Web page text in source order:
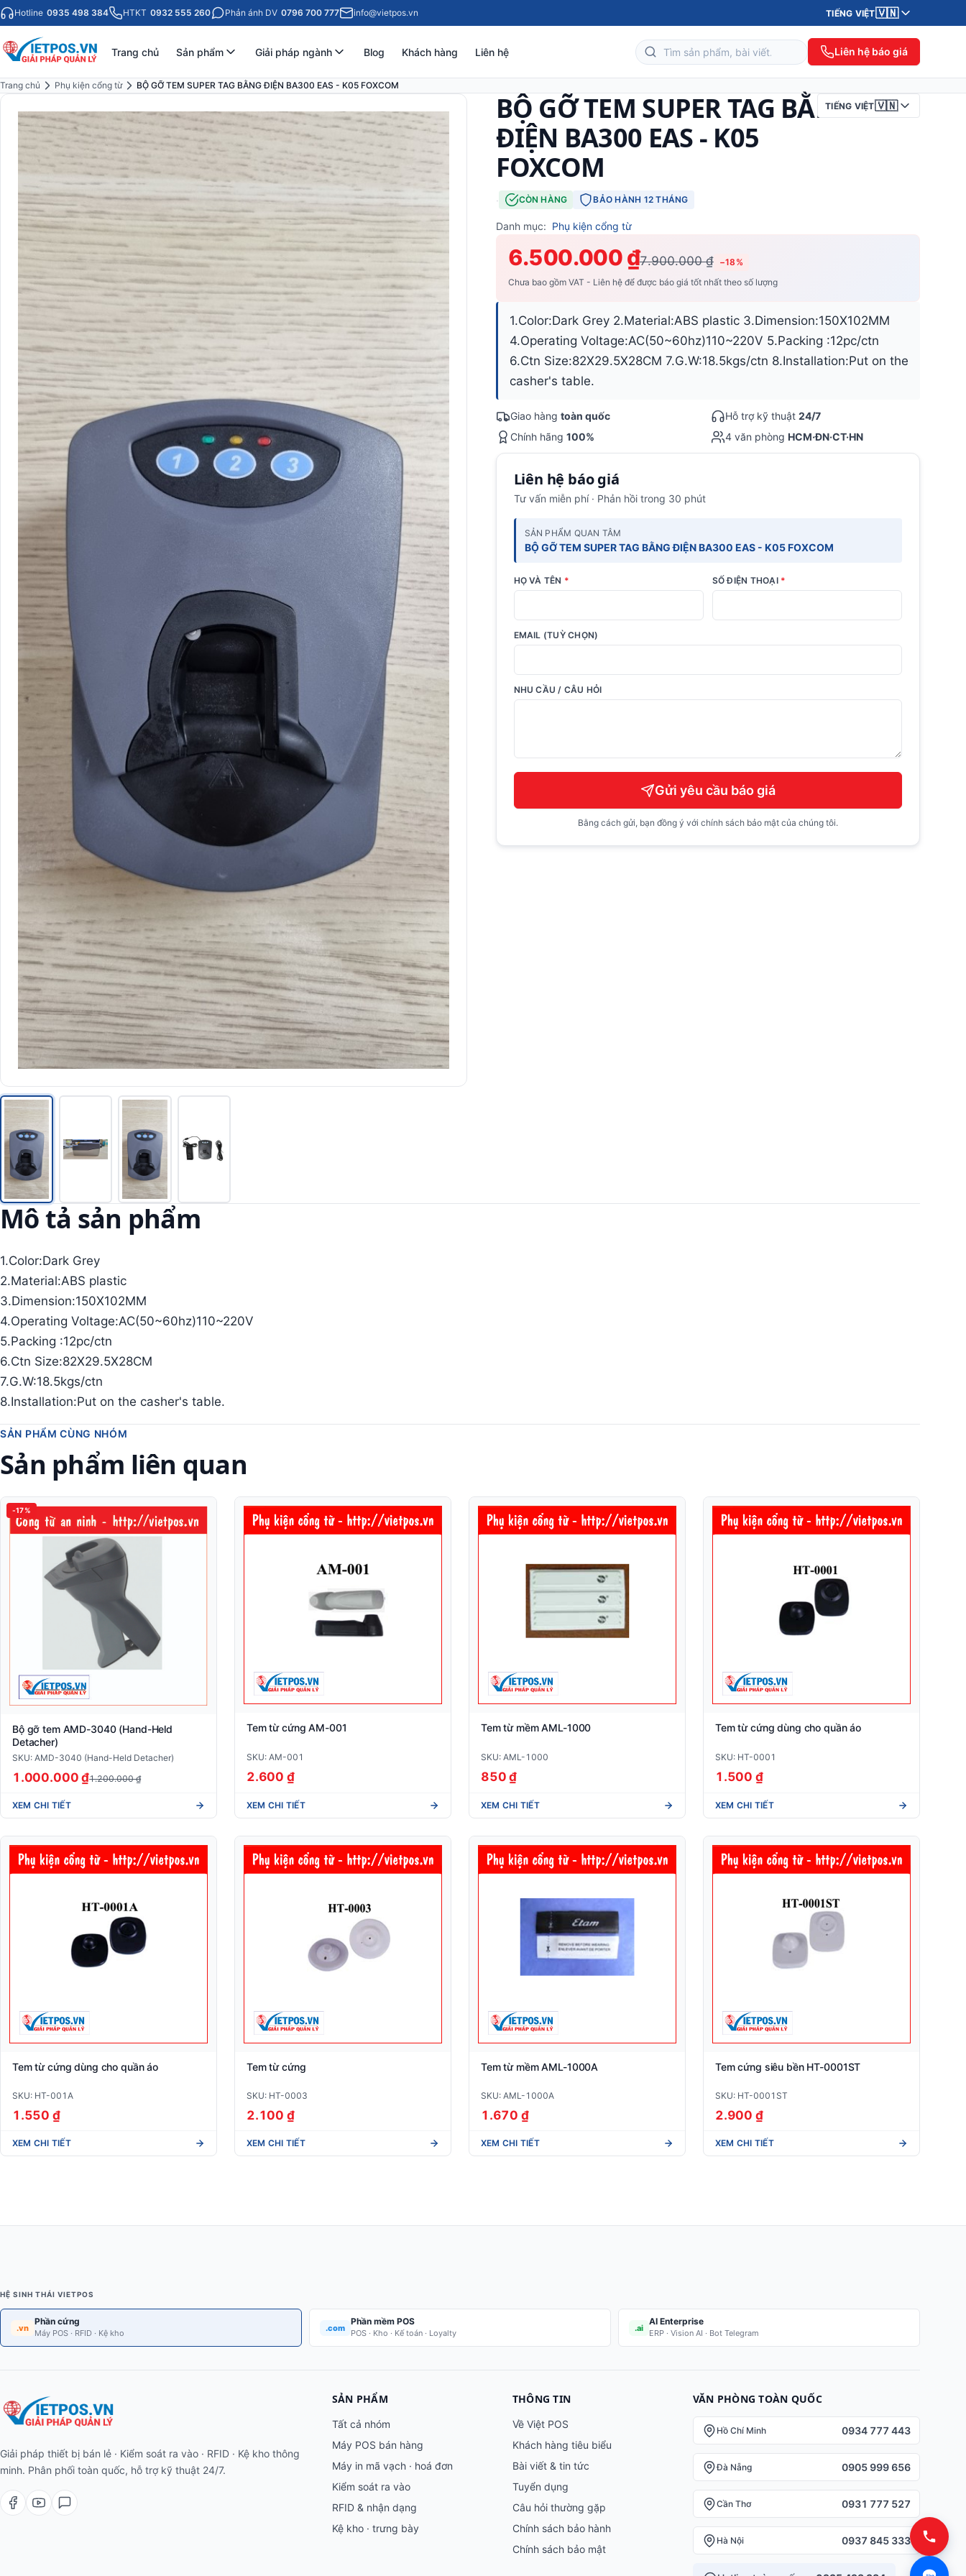
Hotline 0935 498 384 HTKT 0932 555 260 Phản ánh DV 0796 700 777 info@vietpos.vn TIẾNG VIỆT🇻🇳
Trang chủ Sản phẩm Giải pháp ngành Blog Khách hàng Liên hệ Liên hệ báo giá
Trang chủ Phụ kiện cổng từ
BỘ GỠ TEM SUPER TAG BẰNG ĐIỆN BA300 EAS - K05 FOXCOM
TIẾNG VIỆT🇻🇳
BỘ GỠ TEM SUPER TAG BẰNG
ĐIỆN BA300 EAS - K05
FOXCOM
· CÒN HÀNG BẢO HÀNH 12 THÁNG
Danh mục: Phụ kiện cổng từ
6.500.000 ₫7.900.000 ₫
−18%
Chưa bao gồm VAT - Liên hệ để được báo giá tốt nhất theo số lượng
1.Color:Dark Grey 2.Material:ABS plastic 3.Dimension:150X102MM
4.Operating Voltage:AC(50~60hz)110~220V 5.Packing :12pc/ctn
6.Ctn Size:82X29.5X28CM 7.G.W:18.5kgs/ctn 8.Installation:Put on the
casher's table.
Giao hàng toàn quốc Hỗ trợ kỹ thuật 24/7
Chính hãng 100% 4 văn phòng HCM·ĐN·CT·HN
Liên hệ báo giá
Tư vấn miễn phí · Phản hồi trong 30 phút
SẢN PHẨM QUAN TÂM
BỘ GỠ TEM SUPER TAG BẰNG ĐIỆN BA300 EAS - K05 FOXCOM
HỌ VÀ TÊN * SỐ ĐIỆN THOẠI *
EMAIL (TUỲ CHỌN)
NHU CẦU / CÂU HỎI
Gửi yêu cầu báo giá
Bằng cách gửi, bạn đồng ý với chính sách bảo mật của chúng tôi.
Mô tả sản phẩm
1.Color:Dark Grey
2.Material:ABS plastic
3.Dimension:150X102MM
4.Operating Voltage:AC(50~60hz)110~220V
5.Packing :12pc/ctn
6.Ctn Size:82X29.5X28CM
7.G.W:18.5kgs/ctn
8.Installation:Put on the casher's table.
SẢN PHẨM CÙNG NHÓM
Sản phẩm liên quan
-17%
Bộ gỡ tem AMD-3040 (Hand-Held
Detacher)
SKU: AMD-3040 (Hand-Held Detacher)
1.000.000 ₫1.200.000 ₫
XEM CHI TIẾT
Tem từ cứng AM-001
SKU: AM-001
2.600 ₫
XEM CHI TIẾT
Tem từ mềm AML-1000
SKU: AML-1000
850 ₫
XEM CHI TIẾT
Tem từ cứng dùng cho quần áo
SKU: HT-0001
1.500 ₫
XEM CHI TIẾT
Tem từ cứng dùng cho quần áo
SKU: HT-001A
1.550 ₫
XEM CHI TIẾT
Tem từ cứng
SKU: HT-0003
2.100 ₫
XEM CHI TIẾT
Tem từ mềm AML-1000A
SKU: AML-1000A
1.670 ₫
XEM CHI TIẾT
Tem cứng siêu bền HT-0001ST
SKU: HT-0001ST
2.900 ₫
XEM CHI TIẾT
HỆ SINH THÁI VIETPOS
.vn
Phần cứng
Máy POS · RFID · Kệ kho
.com
Phần mềm POS
POS · Kho · Kế toán · Loyalty
.ai
AI Enterprise
ERP · Vision AI · Bot Telegram
Giải pháp thiết bị bán lẻ · Kiểm soát ra vào · RFID · Kệ kho thông
minh. Phân phối toàn quốc, hỗ trợ kỹ thuật 24/7.
SẢN PHẨM
Tất cả nhóm
Máy POS bán hàng
Máy in mã vạch · hoá đơn
Kiểm soát ra vào
RFID & nhận dạng
Kệ kho · trưng bày
THÔNG TIN
Về Việt POS
Khách hàng tiêu biểu
Bài viết & tin tức
Tuyển dụng
Câu hỏi thường gặp
Chính sách bảo hành
Chính sách bảo mật
VĂN PHÒNG TOÀN QUỐC
Hồ Chí Minh 0934 777 443
Đà Nẵng 0905 999 656
Cần Thơ 0931 777 527
Hà Nội 0937 845 333